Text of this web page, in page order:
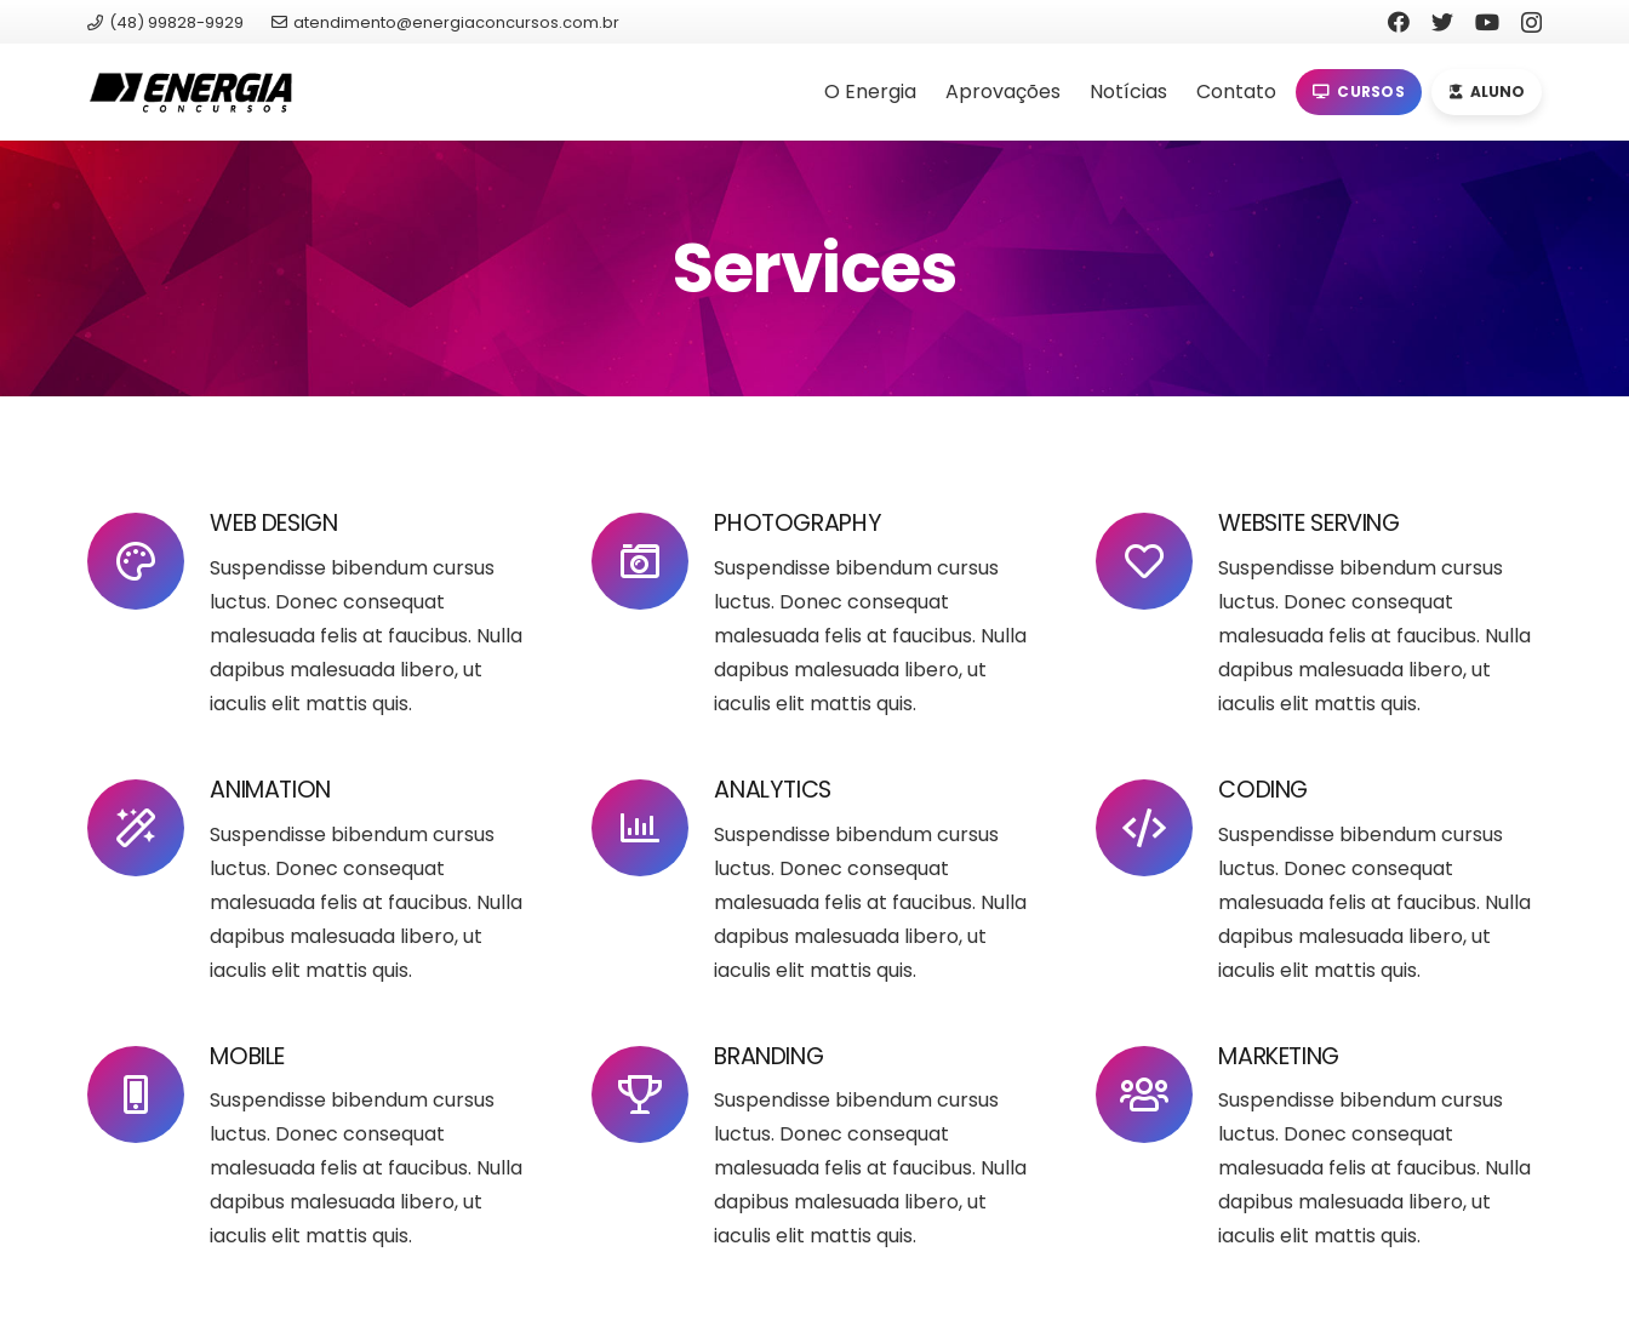
(48) 99828-9929 atendimento@energiaconcursos.com.br
O Energia Aprovações Notícias Contato CURSOS ALUNO
Services
WEB DESIGN
Suspendisse bibendum cursus
luctus. Donec consequat
malesuada felis at faucibus. Nulla
dapibus malesuada libero, ut
iaculis elit mattis quis.
PHOTOGRAPHY
Suspendisse bibendum cursus
luctus. Donec consequat
malesuada felis at faucibus. Nulla
dapibus malesuada libero, ut
iaculis elit mattis quis.
WEBSITE SERVING
Suspendisse bibendum cursus
luctus. Donec consequat
malesuada felis at faucibus. Nulla
dapibus malesuada libero, ut
iaculis elit mattis quis.
ANIMATION
Suspendisse bibendum cursus
luctus. Donec consequat
malesuada felis at faucibus. Nulla
dapibus malesuada libero, ut
iaculis elit mattis quis.
ANALYTICS
Suspendisse bibendum cursus
luctus. Donec consequat
malesuada felis at faucibus. Nulla
dapibus malesuada libero, ut
iaculis elit mattis quis.
CODING
Suspendisse bibendum cursus
luctus. Donec consequat
malesuada felis at faucibus. Nulla
dapibus malesuada libero, ut
iaculis elit mattis quis.
MOBILE
Suspendisse bibendum cursus
luctus. Donec consequat
malesuada felis at faucibus. Nulla
dapibus malesuada libero, ut
iaculis elit mattis quis.
BRANDING
Suspendisse bibendum cursus
luctus. Donec consequat
malesuada felis at faucibus. Nulla
dapibus malesuada libero, ut
iaculis elit mattis quis.
MARKETING
Suspendisse bibendum cursus
luctus. Donec consequat
malesuada felis at faucibus. Nulla
dapibus malesuada libero, ut
iaculis elit mattis quis.